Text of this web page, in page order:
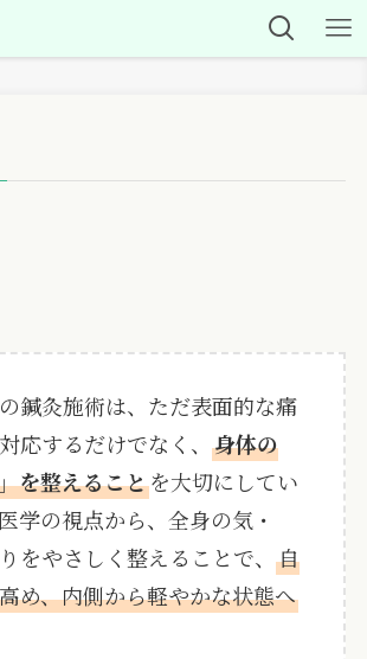
鍼灸施術は、ただ表面的な痛
応するだけでなく、 身体の
を整えることを大切にしてい
学の視点から、全身の気・
をやさしく整えることで、 自
め、内側から軽やかな状態へ